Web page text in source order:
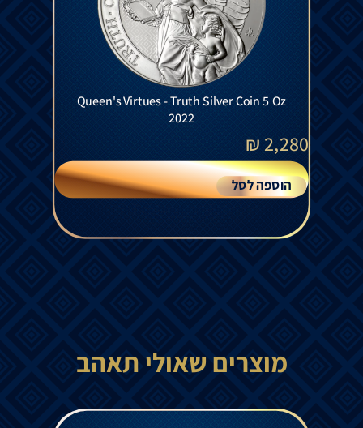
Queen's Virtues - Truth Silver Coin 5 Oz
2022
2,280
₪
הוספה לסל
מוצרים שאולי תאהב